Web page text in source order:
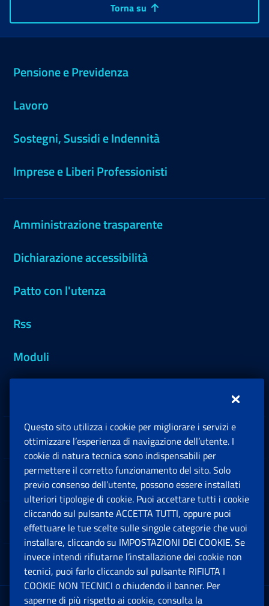
Torna su
Pensione e Previdenza
Lavoro
Sostegni, Sussidi e Indennità
Imprese e Liberi Professionisti
Amministrazione trasparente
Dichiarazione accessibilità
Patto con l'utenza
Rss
Moduli
Sedi e Contatti
Software
Note Legali
App mobile
Questo sito utilizza i cookie per migliorare i servizi e
ottimizzare l’esperienza di navigazione dell’utente. I
cookie di natura tecnica sono indispensabili per
permettere il corretto funzionamento del sito. Solo
previo consenso dell’utente, possono essere installati
ulteriori tipologie di cookie. Puoi accettare tutti i cookie
cliccando sul pulsante ACCETTA TUTTI, oppure puoi
effettuare le tue scelte sulle singole categorie che vuoi
installare, cliccando su IMPOSTAZIONI DEI COOKIE. Se
invece intendi rifiutarne l’installazione dei cookie non
tecnici, puoi farlo cliccando sul pulsante RIFIUTA I
COOKIE NON TECNICI o chiudendo il banner. Per
saperne di più rispetto ai cookie, consulta la